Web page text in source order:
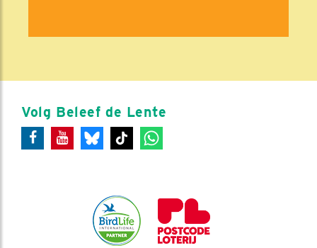
Volg Beleef de Lente